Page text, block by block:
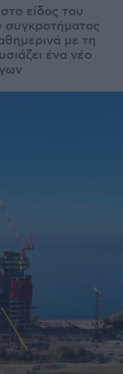
είδος του
συγκροτήματος
με τη
ένα νέο